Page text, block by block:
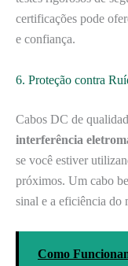
certificações pode
e confiança.
6. Proteção contra
Cabos DC de
interferência
se você estiver
próximos. Um cabo
sinal e a eficiência do
Como